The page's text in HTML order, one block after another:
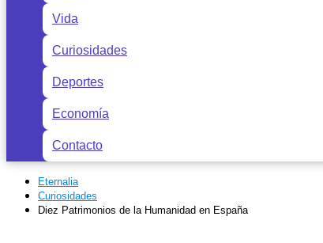
Vida
Curiosidades
Deportes
Economía
Contacto
Eternalia
Curiosidades
Diez Patrimonios de la Humanidad en España